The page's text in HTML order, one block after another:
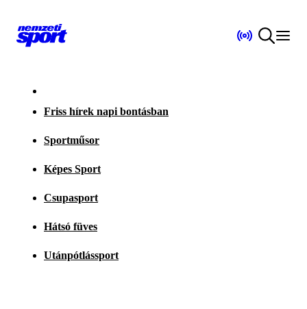
Friss hírek napi bontásban
Sportműsor
Képes Sport
Csupasport
Hátsó füves
Utánpótlássport